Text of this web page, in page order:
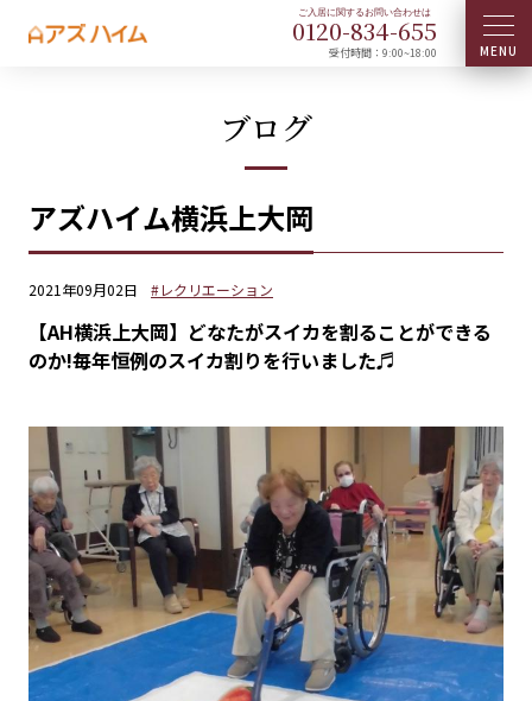
0120-834-655
受付時間：9:00~18:00
ブログ
アズハイム横浜上大岡
2021年09月02日 #レクリエーション
【AH横浜上大岡】どなたがスイカを割ることができる
のか!毎年恒例のスイカ割りを行いました♬